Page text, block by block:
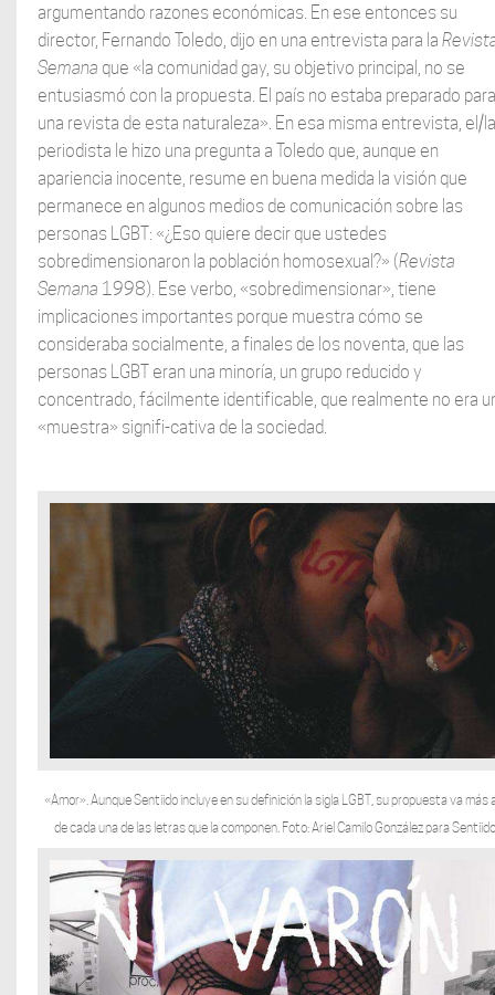
argumentando razones económicas. En ese entonces su
director, Fernando Toledo, dijo en una entrevista para la
Semana que «la comunidad gay, su objetivo principal, no se
entusiasmó con la propuesta. El país no estaba preparado para
una revista de esta naturaleza». En esa misma entrevista, el/la
periodista le hizo una pregunta a Toledo que, aunque en
apariencia inocente, resume en buena medida la visión que
permanece en algunos medios de comunicación sobre las
personas LGBT: «¿Eso quiere decir que ustedes
sobredimensionaron la población homosexual?» (Revista
Semana 1998). Ese verbo, «sobredimensionar», tiene
implicaciones importantes porque muestra cómo se
consideraba socialmente, a finales de los noventa, que las
personas LGBT eran una minoría, un grupo reducido y
concentrado, fácilmente identificable, que realmente no era
«muestra» signifi-cativa de la sociedad.
«Amor». Aunque Sentiido incluye en su definición la sigla LGBT, su propuesta va más
de cada una de las letras que la componen. Foto: Ariel Camilo González para